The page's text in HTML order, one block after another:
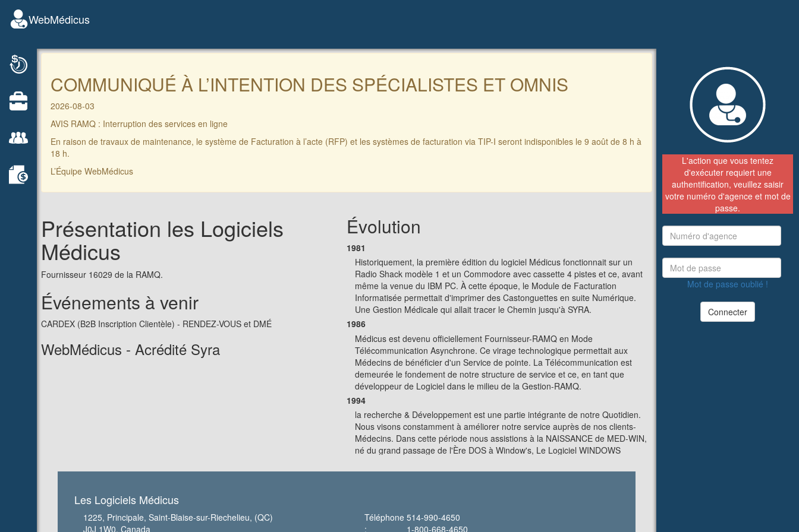
WebMédicus
COMMUNIQUÉ À L’INTENTION DES SPÉCIALISTES ET OMNIS
2026-08-03
AVIS RAMQ : Interruption des services en ligne
En raison de travaux de maintenance, le système de Facturation à l’acte (RFP) et les systèmes de facturation via TIP-I seront indisponibles le 9 août de 8 h à
18 h.
L’Équipe WebMédicus
Présentation les Logiciels
Médicus
Fournisseur 16029 de la RAMQ.
Événements à venir
CARDEX (B2B Inscription Clientèle) - RENDEZ-VOUS et DMÉ
WebMédicus - Acrédité Syra
Évolution
1981
Historiquement, la première édition du logiciel Médicus fonctionnait sur un
Radio Shack modèle 1 et un Commodore avec cassette 4 pistes et ce, avant
même la venue du IBM PC. À cette époque, le Module de Facturation
Informatisée permettait d'imprimer des Castonguettes en suite Numérique.
Une Gestion Médicale qui allait tracer le Chemin jusqu'à SYRA.
1986
Médicus est devenu officiellement Fournisseur-RAMQ en Mode
Télécommunication Asynchrone. Ce virage technologique permettait aux
Médecins de bénéficier d'un Service de pointe. La Télécommunication est
demeurée le fondement de notre structure de service et ce, en tant que
développeur de Logiciel dans le milieu de la Gestion-RAMQ.
1994
la recherche & Développement est une partie intégrante de notre Quotidien.
Nous visons constamment à améliorer notre service auprès de nos clients-
Médecins. Dans cette période nous assistions à la NAISSANCE de MED-WIN,
né du grand passage de l'Ère DOS à Window's, Le Logiciel WINDOWS
RAMQ. Un peu comme si nous avions à changer le Moteur de Transmission
fonctionnant à CARBURATEUR pour une Technologie à Injection.
Les Logiciels Médicus
1225, Principale, Saint-Blaise-sur-Riechelieu, (QC)
J0J 1W0, Canada
Téléphone
:
514-990-4650
1-800-668-4650
L'action que vous tentez
d'exécuter requiert une
authentification, veuillez saisir
votre numéro d'agence et mot de
passe.
Mot de passe oublié !
Connecter